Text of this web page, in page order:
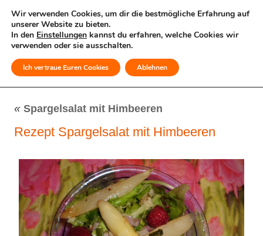
MENÜ
« Spargelsalat mit Himbeeren
Rezept Spargelsalat mit Himbeeren
Wir verwenden Cookies, um dir die bestmögliche Erfahrung auf
unserer Website zu bieten.
In den Einstellungen kannst du erfahren, welche Cookies wir
verwenden oder sie ausschalten.
Ich vertraue Euren Cookies Ablehnen